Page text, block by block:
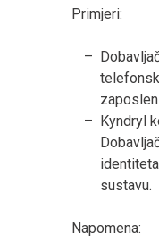
Primjeri:
Kyndryl
sustavu.
Napomena: